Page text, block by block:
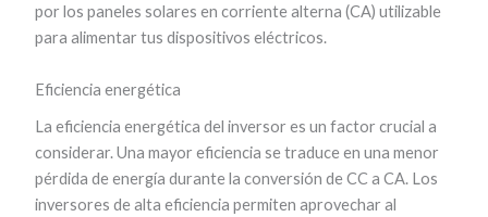
por los paneles solares en corriente alterna (CA) utilizable
para alimentar tus dispositivos eléctricos.
Eficiencia energética
La eficiencia energética del inversor es un factor crucial a
considerar. Una mayor eficiencia se traduce en una menor
pérdida de energía durante la conversión de CC a CA. Los
inversores de alta eficiencia permiten aprovechar al